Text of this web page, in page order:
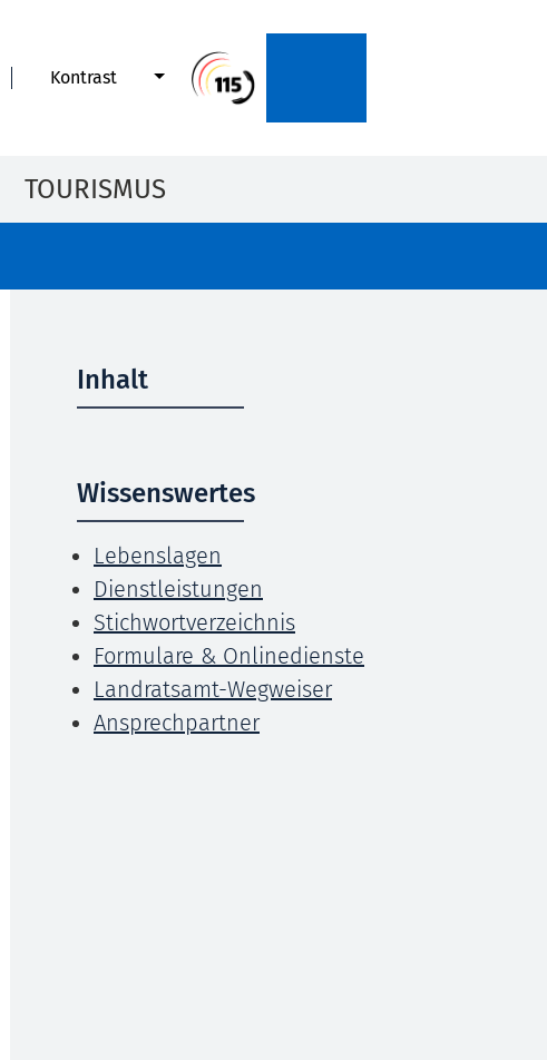
Kontrast
TOURISMUS
Inhalt
Wissenswertes
Lebenslagen
Dienstleistungen
Stichwortverzeichnis
Formulare & Onlinedienste
Landratsamt-Wegweiser
Ansprechpartner